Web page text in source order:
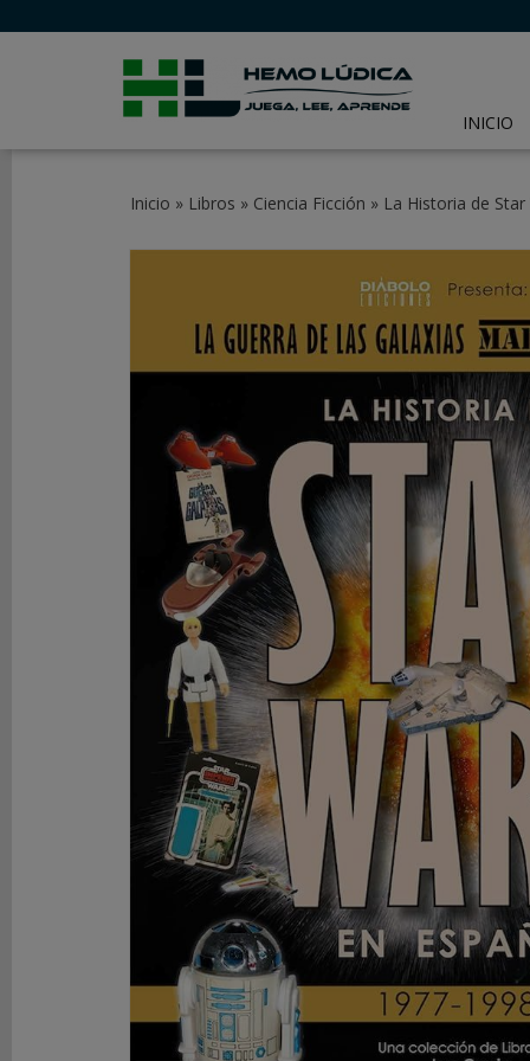
INICIO
CATEGORÍAS
SEGUNDA
NOVEDADES
OFERTAS
ACCESORIOS
Inicio » Libros » Ciencia Ficción » La Historia de